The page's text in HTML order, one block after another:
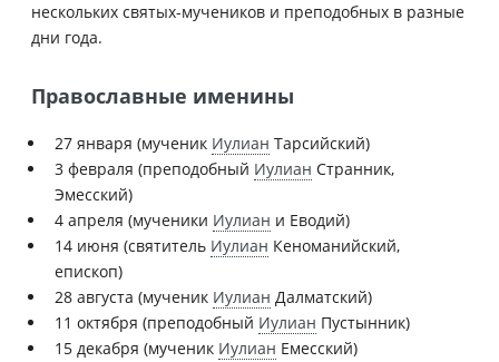
нескольких святых-мучеников и преподобных в разные
дни года.
Православные именины
27 января (мученик Иулиан Тарсийский)
3 февраля (преподобный Иулиан Странник,
Эмесский)
4 апреля (мученики Иулиан и Еводий)
14 июня (святитель Иулиан Кеноманийский,
епископ)
28 августа (мученик Иулиан Далматский)
11 октября (преподобный Иулиан Пустынник)
15 декабря (мученик Иулиан Емесский)